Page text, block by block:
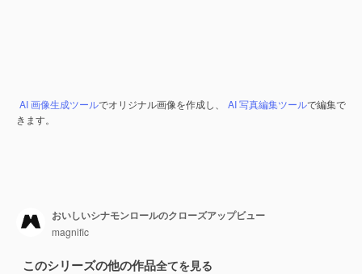
AI 画像生成ツールでオリジナル画像を作成し、 AI 写真編集ツールで編集で
きます。
おいしいシナモンロールのクローズアップビュー
magnific
このシリーズの他の作品全てを見る